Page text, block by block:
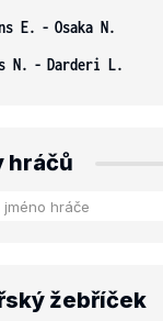
E. - Osaka N.
N. - Darderi L.
hráčů
žebříček